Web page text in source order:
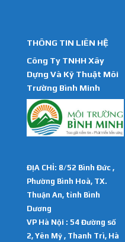
THÔNG TIN LIÊN HỆ
Công Ty TNHH Xây
Dựng Và Kỹ Thuật Môi
Trường Bình Minh
ĐỊA CHỈ: 8/52 Bình Đức ,
Phường Bình Hoà, TX.
Thuận An, tỉnh Bình
Dương
VP Hà Nội : 54 Đường số
2, Yên Mỹ , Thanh Trì, Hà